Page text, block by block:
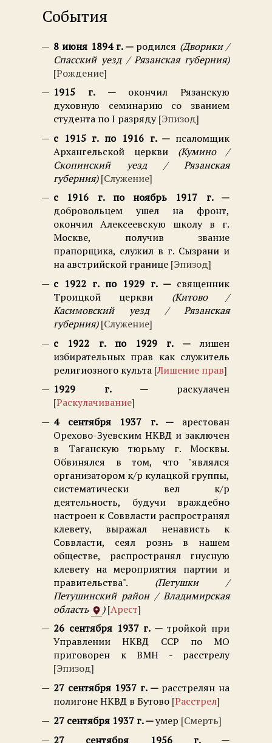
События
8 июня 1894 г. родился Дворики /
Спасский уезд / Рязанская губерния
Рождение
1915 г.
окончил Рязанскую
духовную семинарию со званием
студента по I разряду Эпизод
с 1915 г. по 1916 г.
псаломщик
Архангельской церкви
Кумино /
Скопинский уезд / Рязанская
губерния
Служение
с 1916 г. по ноябрь 1917 г.
добровольцем ушел на фронт,
окончил Алексеевскую школу в г.
Москве, получив звание
прапорщика, служил в г. Сызрани и
на австрийской границе Эпизод
с 1922 г. по 1929 г.
священник
Троицкой церкви
Китово /
Касимовский уезд / Рязанская
губерния
Служение
с 1922 г. по 1929 г.
лишен
избирательных прав как служитель
религиозного культа Лишение прав
1929 г.
раскулачен
Раскулачивание
4 сентября 1937 г.
арестован
Орехово-Зуевским НКВД и заключен
в Таганскую тюрьму г. Москвы.
Обвинялся в том, что "являлся
организатором к/р кулацкой группы,
систематически вел к/р
деятельность, будучи враждебно
настроен к Соввласти распространял
клевету, выражал ненависть к
Соввласти, сеял рознь в нашем
обществе, распространял гнусную
клевету на мероприятия партии и
правительства".
Петушки /
Петушинский район / Владимирская
область
Арест
26 сентября 1937 г.
тройкой при
Управлении НКВД ССР по МО
приговорен к ВМН - расстрелу
Эпизод
27 сентября 1937 г.
расстрелян на
полигоне НКВД в Бутово Расстрел
27 сентября 1937 г.
умер Смерть
27 сентября 1956 г.